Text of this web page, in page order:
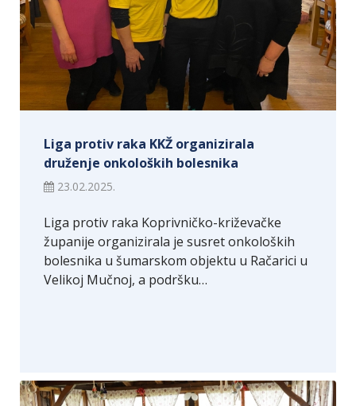
Liga protiv raka KKŽ organizirala
druženje onkoloških bolesnika
23.02.2025.
Liga protiv raka Koprivničko-križevačke
županije organizirala je susret onkoloških
bolesnika u šumarskom objektu u Račarici u
Velikoj Mučnoj, a podršku…